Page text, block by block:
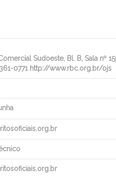
Sudoeste, Bl. B, Sala nº
0771 http://www.rbc.org.br/ojs